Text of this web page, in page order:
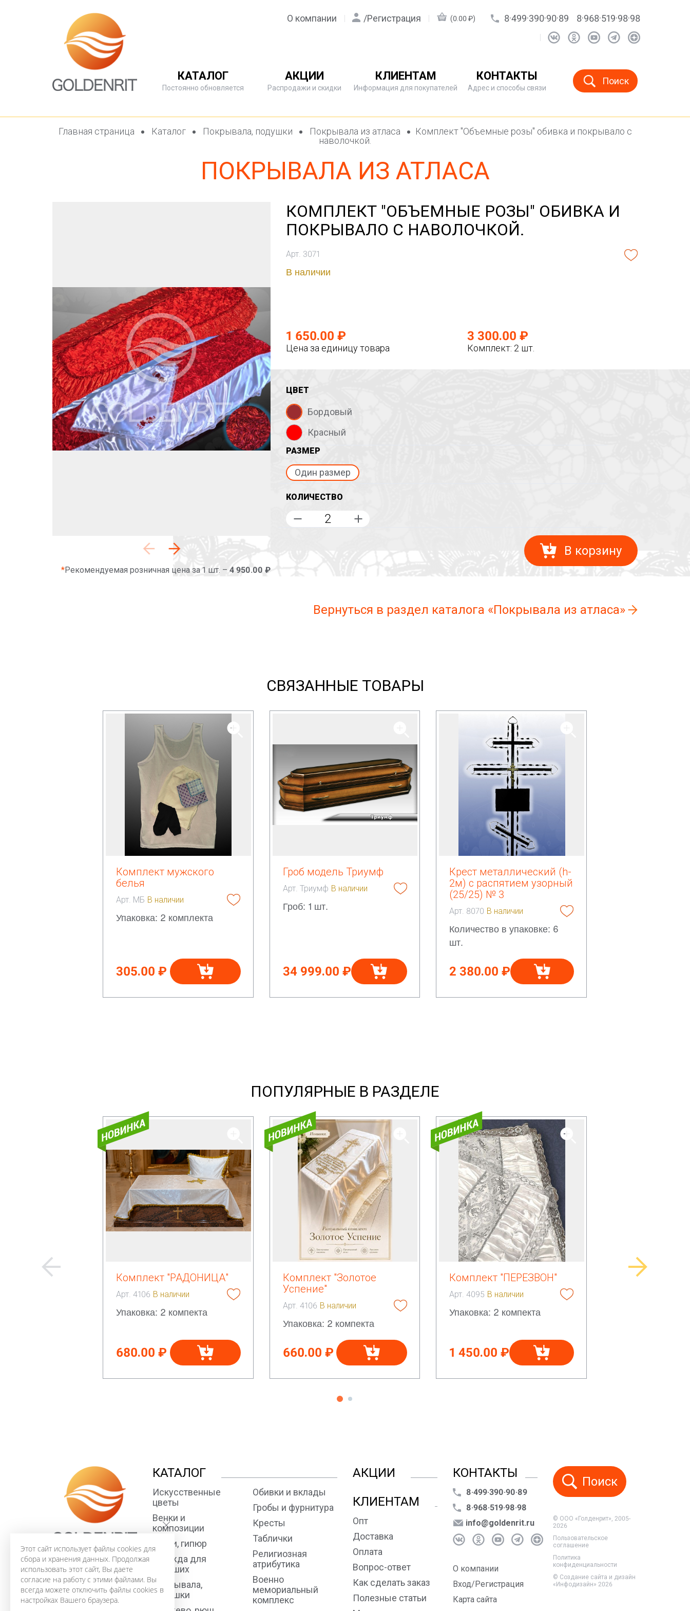
О компании /Регистрация (0.00 ₽) 8·499·390·90·89 8·968·519·98·98
КАТАЛОГ
Постоянно обновляется
АКЦИИ
Распродажи и скидки
КЛИЕНТАМ
Информация для покупателей
КОНТАКТЫ
Адрес и способы связи
Поиск
Главная страница Каталог Покрывала, подушки Покрывала из атласа
Комплект "Объемные розы" обивка и покрывало с
наволочкой.
ПОКРЫВАЛА ИЗ АТЛАСА
*Рекомендуемая розничная цена за 1 шт. – 4 950.00 ₽
КОМПЛЕКТ "ОБЪЕМНЫЕ РОЗЫ" ОБИВКА И
ПОКРЫВАЛО С НАВОЛОЧКОЙ.
Арт. 3071
В наличии
1 650.00 ₽
Цена за единицу товара
3 300.00 ₽
Комплект: 2 шт.
ЦВЕТ
Бордовый
Красный
РАЗМЕР
Один размер
КОЛИЧЕСТВО
В корзину
Вернуться в раздел каталога «Покрывала из атласа»
СВЯЗАННЫЕ ТОВАРЫ
Комплект мужского
белья
Арт. МБ В наличии
Упаковка: 2 комплекта
305.00 ₽
Гроб модель Триумф
Арт. Триумф В наличии
Гроб: 1 шт.
34 999.00 ₽
Крест металлический (h-
2м) с распятием узорный
(25/25) № 3
Арт. 8070 В наличии
Количество в упаковке: 6
шт.
2 380.00 ₽
ПОПУЛЯРНЫЕ В РАЗДЕЛЕ
Комплект "РАДОНИЦА"
Арт. 4106 В наличии
Упаковка: 2 компекта
680.00 ₽
Комплект "Золотое
Успение"
Арт. 4106 В наличии
Упаковка: 2 компекта
660.00 ₽
Комплект "ПЕРЕЗВОН"
Арт. 4095 В наличии
Упаковка: 2 компекта
1 450.00 ₽
КАТАЛОГ
Искусственные
цветы
Венки и
композиции
Ткани, гипюр
Одежда для
усопших
Покрывала,
подушки
Обивки и вклады
Гробы и фурнитура
Кресты
Таблички
Религиозная
атрибутика
Военно
мемориальный
комплекс
АКЦИИ
КЛИЕНТАМ
Опт
Доставка
Оплата
Вопрос-ответ
Как сделать заказ
Полезные статьи
КОНТАКТЫ
8·499·390·90·89
8·968·519·98·98
info@goldenrit.ru
О компании
Вход/Регистрация
Карта сайта
Поиск
© ООО «Голденрит», 2005-
2026
Пользовательское
соглашение
Политика
конфиденциальности
© Создание сайта и дизайн
«Инфодизайн» 2026
Этот сайт использует файлы cookies для
сбора и хранения данных. Продолжая
использовать этот сайт, Вы даете
согласие на работу с этими файлами. Вы
всегда можете отключить файлы cookies в
настройках Вашего браузера.